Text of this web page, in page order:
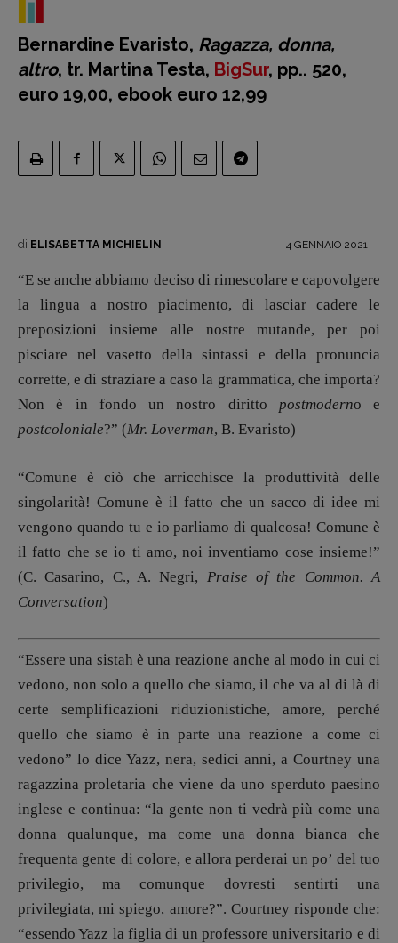
Bernardine Evaristo, Ragazza, donna,
altro, tr. Martina Testa, BigSur, pp.. 520,
euro 19,00, ebook euro 12,99
di ELISABETTA MICHIELIN 4 GENNAIO 2021
“E se anche abbiamo deciso di rimescolare e capovolgere
la lingua a nostro piacimento, di lasciar cadere le
preposizioni insieme alle nostre mutande, per poi
pisciare nel vasetto della sintassi e della pronuncia
corrette, e di straziare a caso la grammatica, che importa?
Non è in fondo un nostro diritto postmoderno e
postcoloniale?” (Mr. Loverman, B. Evaristo)
“Comune è ciò che arricchisce la produttività delle
singolarità! Comune è il fatto che un sacco di idee mi
vengono quando tu e io parliamo di qualcosa! Comune è
il fatto che se io ti amo, noi inventiamo cose insieme!”
(C. Casarino, C., A. Negri, Praise of the Common. A
Conversation)
“Essere una sistah è una reazione anche al modo in cui ci
vedono, non solo a quello che siamo, il che va al di là di
certe semplificazioni riduzionistiche, amore, perché
quello che siamo è in parte una reazione a come ci
vedono” lo dice Yazz, nera, sedici anni, a Courtney una
ragazzina proletaria che viene da uno sperduto paesino
inglese e continua: “la gente non ti vedrà più come una
donna qualunque, ma come una donna bianca che
frequenta gente di colore, e allora perderai un po’ del tuo
privilegio, ma comunque dovresti sentirti una
privilegiata, mi spiego, amore?”. Courtney risponde che:
“essendo Yazz la figlia di un professore universitario e di